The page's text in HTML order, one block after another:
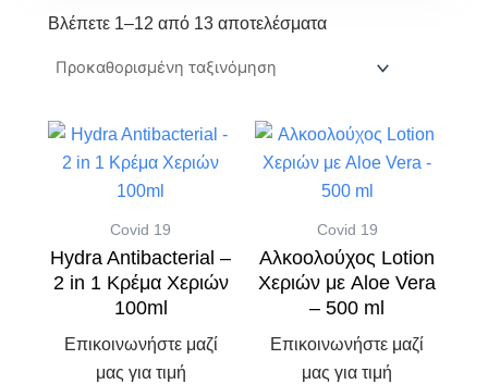
Βλέπετε 1–12 από 13 αποτελέσματα
Covid 19
Hydra Antibacterial –
2 in 1 Κρέμα Χεριών
100ml
Επικοινωνήστε μαζί
μας για τιμή
Covid 19
Αλκοολούχος Lotion
Χεριών με Aloe Vera
– 500 ml
Επικοινωνήστε μαζί
μας για τιμή